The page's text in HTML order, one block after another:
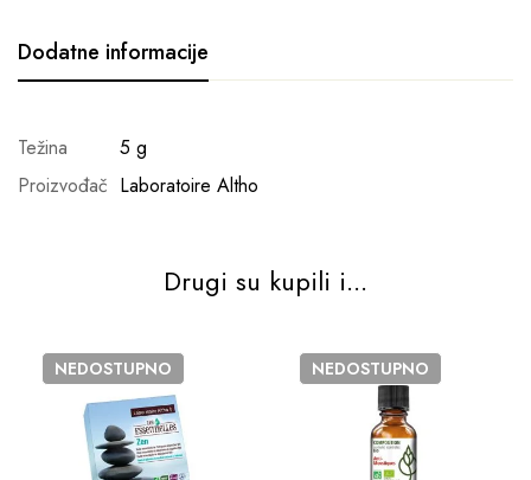
Dodatne informacije
Težina
5 g
Proizvođač Laboratoire Altho
Drugi su kupili i...
NEDOSTUPNO NEDOSTUPNO